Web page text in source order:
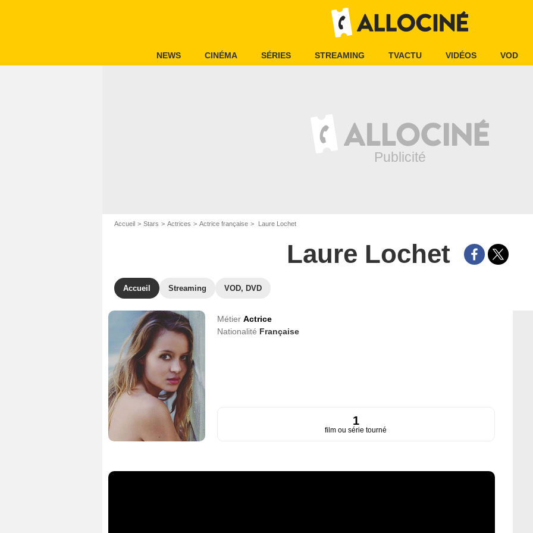
NEWS CINÉMA SÉRIES STREAMING TVACTU VIDÉOS VOD
Accueil Stars Actrices Actrice française Laure Lochet
Laure Lochet
Accueil Streaming VOD, DVD
Métier Actrice
Nationalité Française
1
film ou série tourné